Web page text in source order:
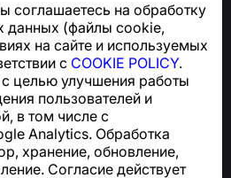
соглашаетесь на обработку
данных (файлы cookie,
на сайте и используемых
с COOKIE POLICY.
целью улучшения работы
пользователей и
в том числе с
Analytics. Обработка
хранение, обновление,
Согласие действует
GDPR: